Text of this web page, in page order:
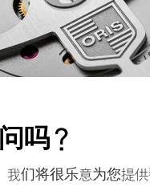
吗？
们将很乐意为您提供